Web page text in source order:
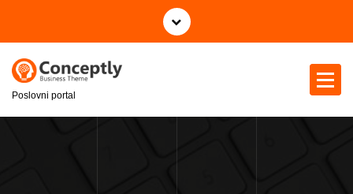
i
Poslovni portal